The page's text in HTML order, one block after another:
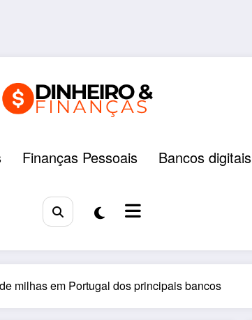
Finanças Pessoais Bancos digitais
milhas em Portugal dos principais bancos